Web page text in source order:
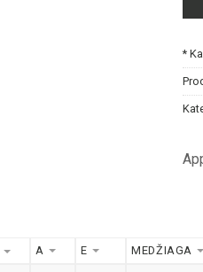
*
A E MEDŽIAGA